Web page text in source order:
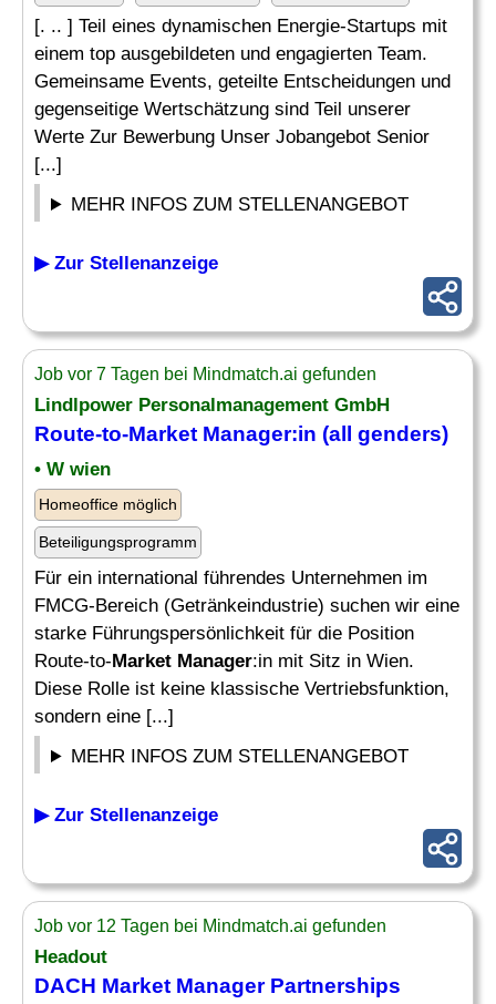
[. .. ] Teil eines dynamischen Energie-Startups mit
einem top ausgebildeten und engagierten Team.
Gemeinsame Events, geteilte Entscheidungen und
gegenseitige Wertschätzung sind Teil unserer
Werte Zur Bewerbung Unser Jobangebot Senior
[...]
MEHR INFOS ZUM STELLENANGEBOT
▶ Zur Stellenanzeige
Job vor 7 Tagen bei Mindmatch.ai gefunden
Lindlpower Personalmanagement GmbH
Route-to-Market Manager:in (all genders)
• W wien
Homeoffice möglich
Beteiligungsprogramm
Für ein international führendes Unternehmen im
FMCG-Bereich (Getränkeindustrie) suchen wir eine
starke Führungspersönlichkeit für die Position
Route-to-Market Manager:in mit Sitz in Wien.
Diese Rolle ist keine klassische Vertriebsfunktion,
sondern eine [...]
MEHR INFOS ZUM STELLENANGEBOT
▶ Zur Stellenanzeige
Job vor 12 Tagen bei Mindmatch.ai gefunden
Headout
DACH Market ManagerPartnerships